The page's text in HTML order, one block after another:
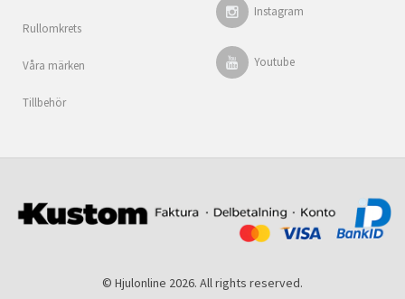
Rullomkrets
Våra märken
Tillbehör
Instagram
Youtube
© Hjulonline 2026. All rights reserved.